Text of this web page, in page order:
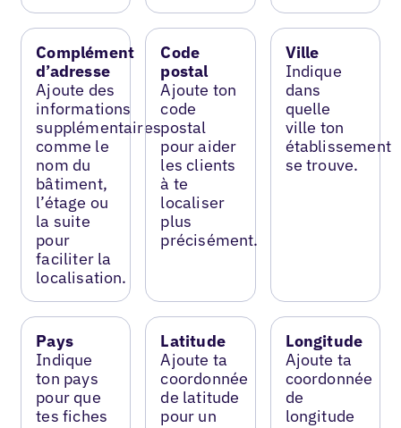
Complément
d’adresse
Ajoute des
informations
supplémentaires
comme le
nom du
bâtiment,
l’étage ou
la suite
pour
faciliter la
localisation.
Code
postal
Ajoute ton
code
postal
pour aider
les clients
à te
localiser
plus
précisément.
Ville
Indique
dans
quelle
ville ton
établissement
se trouve.
Pays
Indique
ton pays
pour que
tes fiches
Latitude
Ajoute ta
coordonnée
de latitude
pour un
Longitude
Ajoute ta
coordonnée
de
longitude